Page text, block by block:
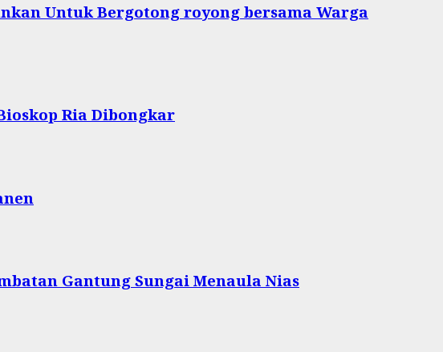
Untuk Bergotong royong bersama Warga
Ria Dibongkar
Gantung Sungai Menaula Nias